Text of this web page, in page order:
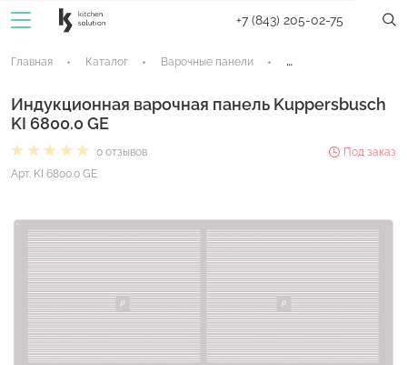
+7 (843) 205-02-75
Главная Каталог Варочные панели Индукционные панели
Индукционная варочная панель Kuppersbusch
KI 6800.0 GE
0 отзывов
Под заказ
Арт. KI 6800.0 GE